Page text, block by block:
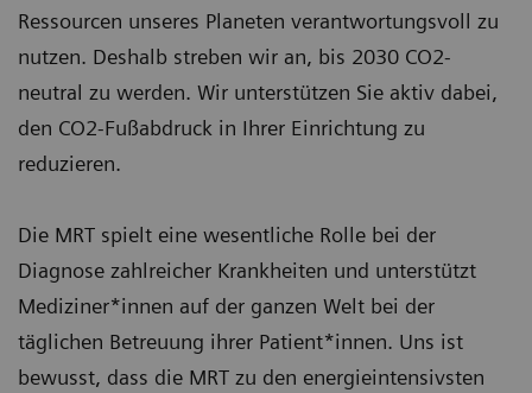
Ressourcen unseres Planeten verantwortungsvoll zu
nutzen. Deshalb streben wir an, bis 2030 CO2-
neutral zu werden. Wir unterstützen Sie aktiv dabei,
den CO2-Fußabdruck in Ihrer Einrichtung zu
reduzieren.
Die MRT spielt eine wesentliche Rolle bei der
Diagnose zahlreicher Krankheiten und unterstützt
Mediziner*innen auf der ganzen Welt bei der
täglichen Betreuung ihrer Patient*innen. Uns ist
bewusst, dass die MRT zu den energieintensivsten